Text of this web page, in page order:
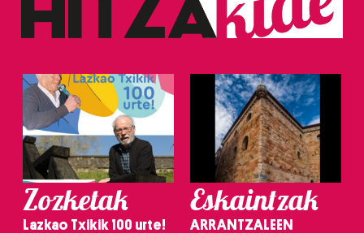
Zozketak
Lazkao Txikik 100 urte!
Eskaintzak
ARRANTZALEEN